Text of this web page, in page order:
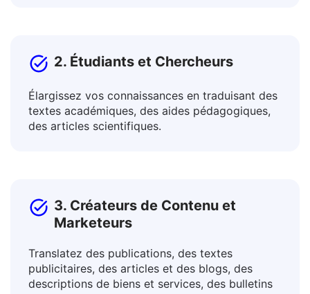
2. Étudiants et Chercheurs
Élargissez vos connaissances en traduisant des
Marketeurs
Translatez des publications, des textes